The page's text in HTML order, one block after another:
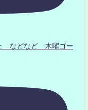
などなど 木曜ゴー